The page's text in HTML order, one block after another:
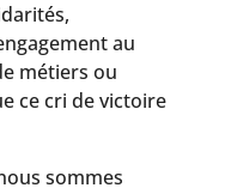
au
métiers ou
ce cri de victoire
sommes